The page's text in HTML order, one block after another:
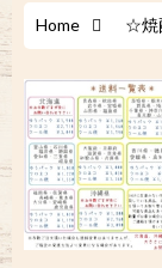
Home ☆焼